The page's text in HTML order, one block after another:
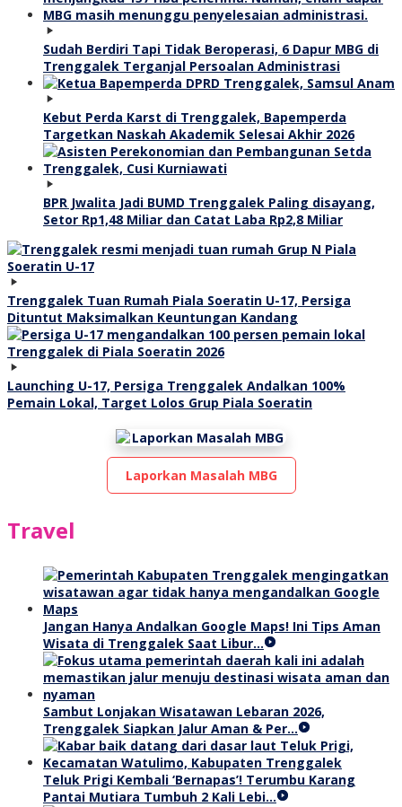
Sudah Berdiri Tapi Tidak Beroperasi, 6 Dapur MBG di
Trenggalek Terganjal Persoalan Administrasi
Kebut Perda Karst di Trenggalek, Bapemperda
Targetkan Naskah Akademik Selesai Akhir 2026
BPR Jwalita Jadi BUMD Trenggalek Paling disayang,
Setor Rp1,48 Miliar dan Catat Laba Rp2,8 Miliar
Trenggalek Tuan Rumah Piala Soeratin U-17, Persiga
Dituntut Maksimalkan Keuntungan Kandang
Launching U-17, Persiga Trenggalek Andalkan 100%
Pemain Lokal, Target Lolos Grup Piala Soeratin
Laporkan Masalah MBG
Travel
Jangan Hanya Andalkan Google Maps! Ini Tips Aman
Wisata di Trenggalek Saat Libur…
Sambut Lonjakan Wisatawan Lebaran 2026,
Trenggalek Siapkan Jalur Aman & Per…
Teluk Prigi Kembali ‘Bernapas’! Terumbu Karang
Pantai Mutiara Tumbuh 2 Kali Lebi…